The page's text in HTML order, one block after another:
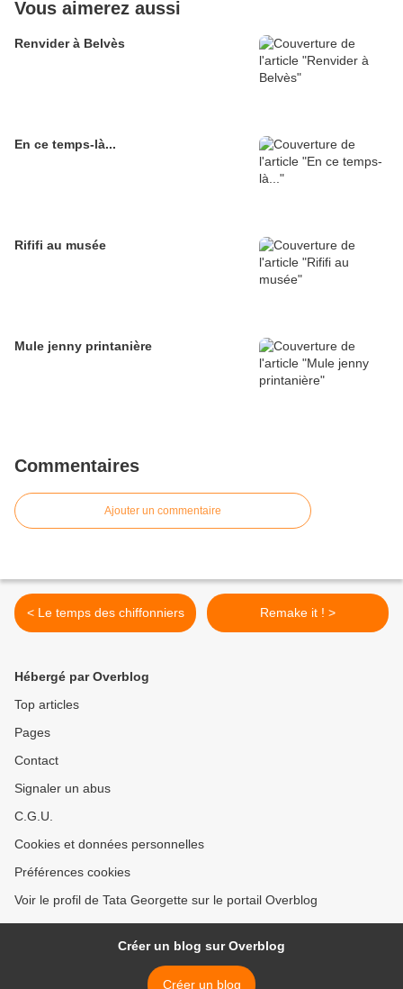
Vous aimerez aussi
Renvider à Belvès
En ce temps-là...
Rififi au musée
Mule jenny printanière
Commentaires
Ajouter un commentaire
< Le temps des chiffonniers Remake it ! >
Hébergé par Overblog
Top articles
Pages
Contact
Signaler un abus
C.G.U.
Cookies et données personnelles
Préférences cookies
Voir le profil de Tata Georgette sur le portail Overblog
Créer un blog sur Overblog
Créer un blog